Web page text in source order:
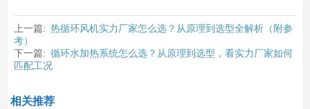
上一篇: 热循环风机实力厂家怎么选？从原理到选型全解析（附参
考）
下一篇: 循环水加热系统怎么选？从原理到选型，看实力厂家如何
匹配工况
相关推荐